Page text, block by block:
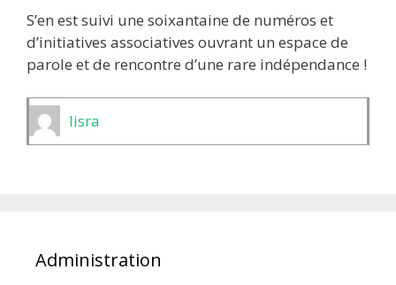
S’en est suivi une soixantaine de numéros et
d’initiatives associatives ouvrant un espace de
parole et de rencontre d’une rare indépendance !
lisra
Administration